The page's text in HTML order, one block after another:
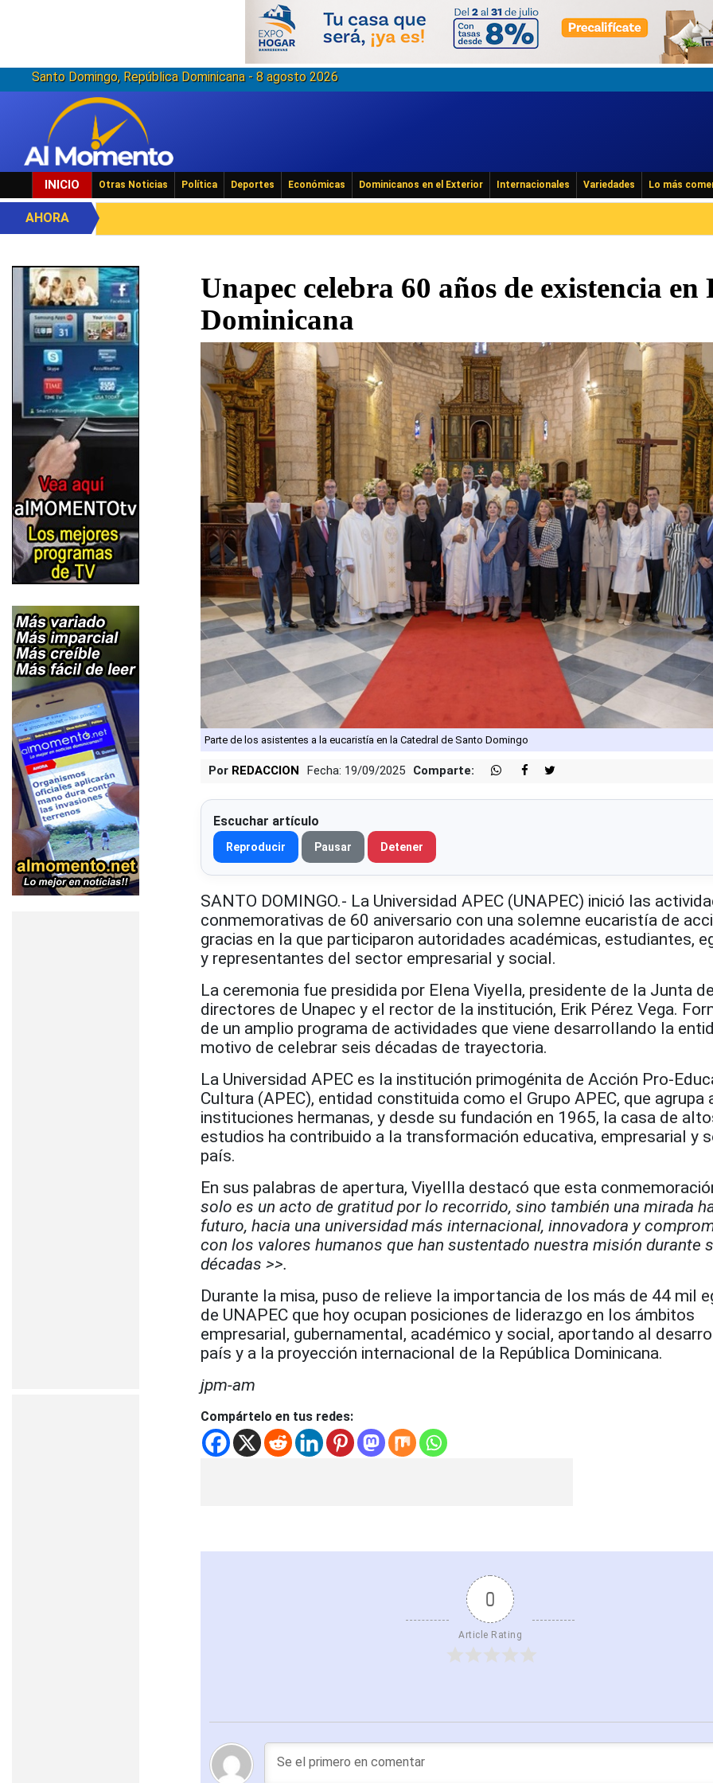
Santo Domingo, República Dominicana - 8 agosto 2026
INICIO Otras Noticias Política Deportes Económicas Dominicanos en el Exterior Internacionales Variedades Lo más
AHORA
Unapec celebra 60 años de existencia en
Dominicana
Parte de los asistentes a la eucaristía en la Catedral de Santo Domingo
Por REDACCION Fecha: 19/09/2025 Comparte:
Escuchar artículo
Reproducir Pausar Detener
SANTO DOMINGO.- La Universidad APEC (UNAPEC) inició las
conmemorativas de 60 aniversario con una solemne eucaristía de
gracias en la que participaron autoridades académicas, estudiantes,
y representantes del sector empresarial y social.
La ceremonia fue presidida por Elena Viyella, presidente de la Junta
directores de Unapec y el rector de la institución, Erik Pérez Vega.
de un amplio programa de actividades que viene desarrollando la
motivo de celebrar seis décadas de trayectoria.
La Universidad APEC es la institución primogénita de Acción Pro-
Cultura (APEC), entidad constituida como el Grupo APEC, que agrupa
instituciones hermanas, y desde su fundación en 1965, la casa de
estudios ha contribuido a la transformación educativa, empresarial y
país.
En sus palabras de apertura, Viyellla destacó que esta
solo es un acto de gratitud por lo recorrido, sino también una mirada
futuro, hacia una universidad más internacional, innovadora y
con los valores humanos que han sustentado nuestra misión durante
décadas >>.
Durante la misa, puso de relieve la importancia de los más de 44 mil
de UNAPEC que hoy ocupan posiciones de liderazgo en los ámbitos
empresarial, gubernamental, académico y social, aportando al
país y a la proyección internacional de la República Dominicana.
jpm-am
Compártelo en tus redes:
0
Article Rating